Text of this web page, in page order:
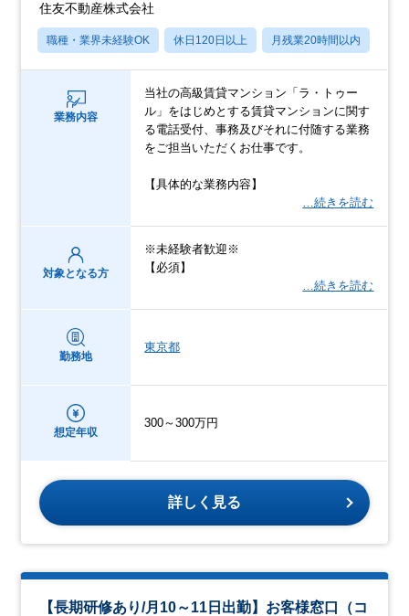
住友不動産株式会社
職種・業界未経験OK 休日120日以上 月残業20時間以内
業務内容
当社の高級賃貸マンション「ラ・トゥー
ル」をはじめとする賃貸マンションに関す
る電話受付、事務及びそれに付随する業務
をご担当いただくお仕事です。
【具体的な業務内容】
…続きを読む
対象となる方
※未経験者歓迎※
【必須】
…続きを読む
勤務地
東京都
想定年収
300～300万円
詳しく見る
【長期研修あり/月10～11日出勤】お客様窓口（コ